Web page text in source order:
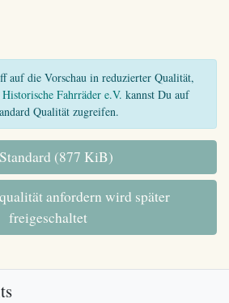
auf die Vorschau in reduzierter Qualität,
Fahrräder e.V. kannst Du auf
Qualität zugreifen.
(877 KiB)
anfordern wird später
freigeschaltet